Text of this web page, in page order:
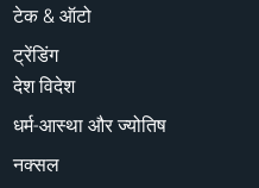
टेक & ऑटो
ट्रेंडिंग
देश विदेश
धर्म-आस्था और ज्योतिष
नक्सल